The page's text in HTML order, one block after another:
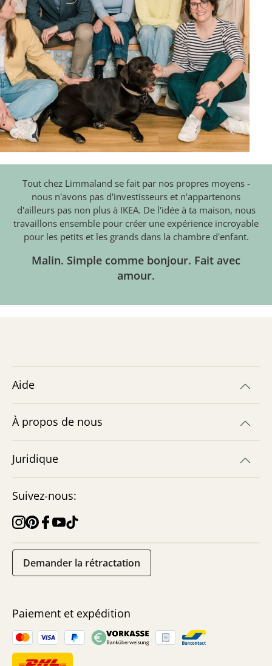
Tout chez Limmaland se fait par nos propres moyens -
nous n'avons pas d'investisseurs et n'appartenons
d'ailleurs pas non plus à IKEA. De l'idée à ta maison, nous
travaillons ensemble pour créer une expérience incroyable
pour les petits et les grands dans la chambre d'enfant.
Malin. Simple comme bonjour. Fait avec
amour.
Aide
À propos de nous
Juridique
Suivez-nous:
Demander la rétractation
Paiement et expédition